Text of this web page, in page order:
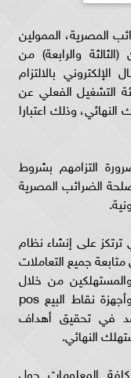
المصرية، الممولين
(الثالثة والرابعة) من
الإلكتروني بالالتزام
التشغيل الفعلي عن
وذلك اعتبارا
التزامهم بشروط
الضرائب المصرية
على إنشاء نظام
جميع التعاملات
من خلال
التكامل الإلكتروني مع أنظمة الحسابات وأجهزة نقاط البيع pos
في تحقيق أهداف
النهائي.
المعلومات حول